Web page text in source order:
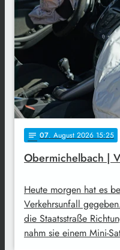
notes 07. August 2026 15:25
Obermichelbach |
Heute morgen hat es
Verkehrsunfall
die Staatsstraße
nahm sie einem Mini-